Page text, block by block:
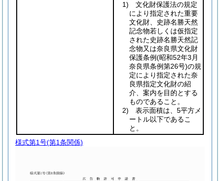
1) 文化財保護法の規定
により指定された重要
文化財、史跡名勝天然
記念物若しくは仮指定
された史跡名勝天然記
念物又は奈良県文化財
保護条例(昭和52年3月
奈良県条例第26号)の規
定により指定された奈
良県指定文化財の紹
介、案内を目的とする
ものであること。
2) 表示面積は、5平方メ
ートル以下であるこ
と。
様式第1号(第1条関係)